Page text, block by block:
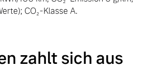
CO₂-Klasse A.
zahlt sich aus